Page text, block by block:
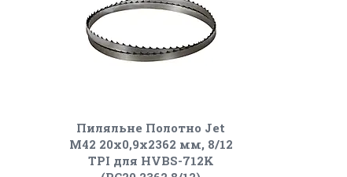
Пиляльне Полотно Jet
М42 20х0,9х2362 мм, 8/12
TPI для HVBS-712K